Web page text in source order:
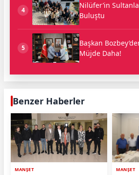
4
Nilüfer’in
Buluştu
5
Başkan
Müjde Daha!
Benzer Haberler
MANŞET MANŞET